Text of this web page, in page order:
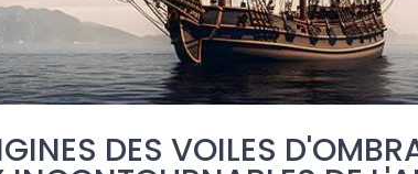
DES VOILES